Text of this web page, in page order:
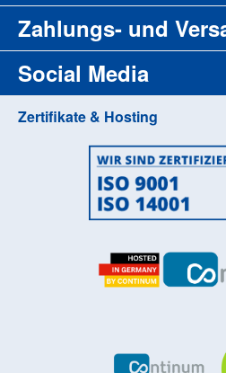
Zahlungs- und
Social Media
Zertifikate & Hosting